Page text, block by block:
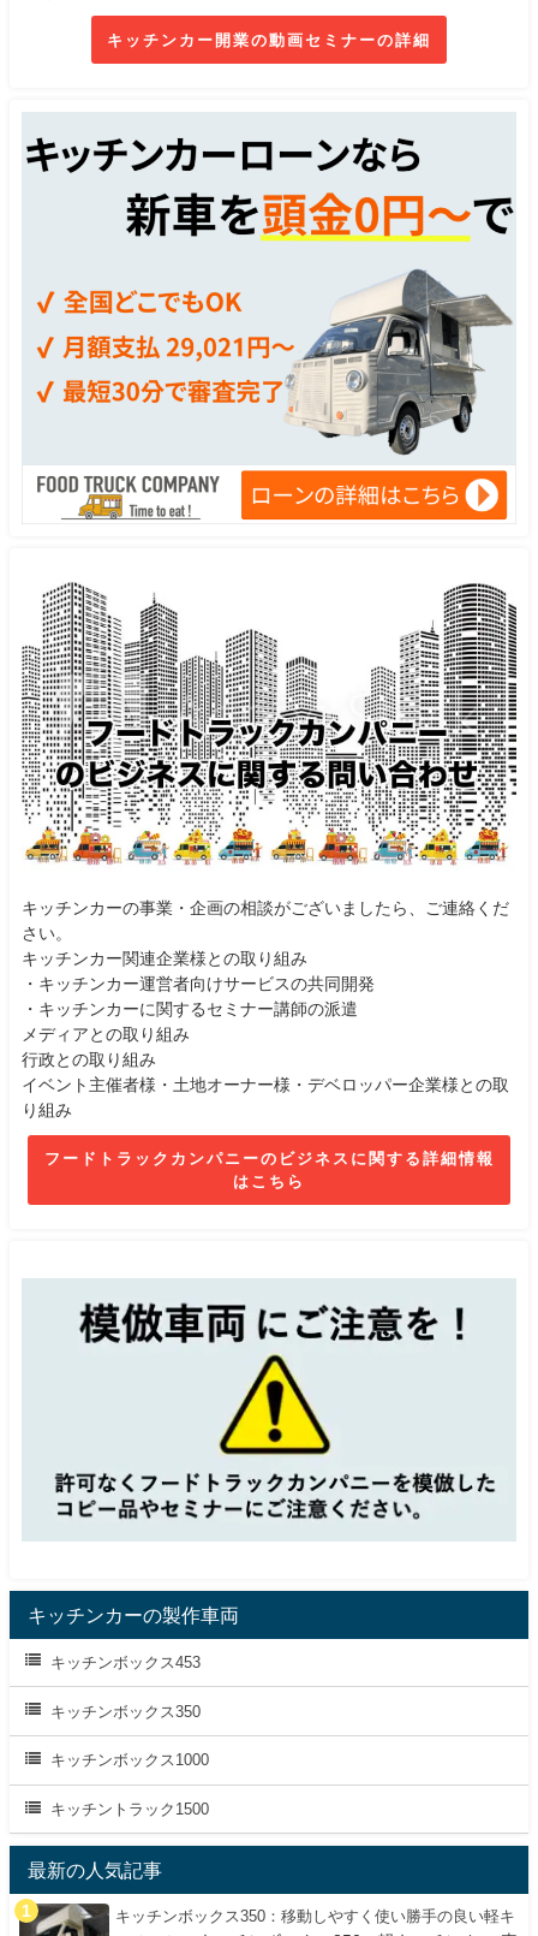
キッチンカー開業の動画セミナーの詳細
キッチンカーの事業・企画の相談がございましたら、ご連絡くだ
さい。
キッチンカー関連企業様との取り組み
・キッチンカー運営者向けサービスの共同開発
・キッチンカーに関するセミナー講師の派遣
メディアとの取り組み
行政との取り組み
イベント主催者様・土地オーナー様・デベロッパー企業様との取
り組み
フードトラックカンパニーのビジネスに関する詳細情報
はこちら
キッチンカーの製作車両
キッチンボックス453
キッチンボックス350
キッチンボックス1000
キッチントラック1500
最新の人気記事
キッチンボックス350：移動しやすく使い勝手の良い軽キ